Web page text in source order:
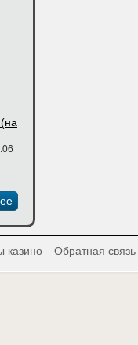
казино Обратная связь